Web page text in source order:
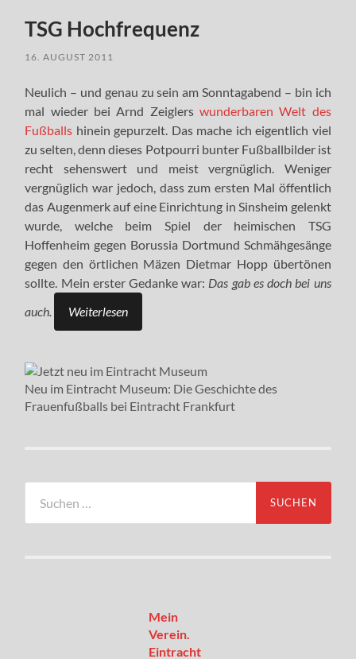
TSG Hochfrequenz
16. AUGUST 2011
Neulich – und genau zu sein am Sonntagabend – bin ich
mal wieder bei Arnd Zeiglerswunderbaren Welt des
Fußballs hinein gepurzelt. Das mache ich eigentlich viel
zu selten, denn dieses Potpourri bunter Fußballbilder ist
recht sehenswert und meist vergnüglich. Weniger
vergnüglich war jedoch, dass zum ersten Mal öffentlich
das Augenmerk auf eine Einrichtung in Sinsheim gelenkt
wurde, welche beim Spiel der heimischen TSG
Hoffenheim gegen Borussia Dortmund Schmähgesänge
gegen den örtlichen Mäzen Dietmar Hopp übertönen
sollte. Mein erster Gedanke war: Das gab es doch bei uns
auch.
Weiterlesen
Neu im Eintracht Museum: Die Geschichte des
Frauenfußballs bei Eintracht Frankfurt
nach:
Mein
Verein.
Eintracht